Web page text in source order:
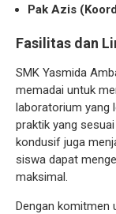
Pak Azis
Fasilitas dan
SMK Yasmida
memadai untuk
laboratorium yang
praktik yang
kondusif juga
siswa dapat
maksimal.
Dengan komitmen